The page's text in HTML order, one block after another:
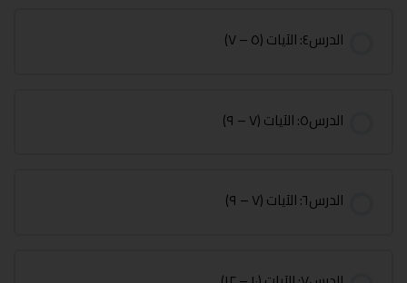
الدرس٤: الآيات (٥ – ٧)
الدرس٥: الآيات (٧ – ٩)
الدرس٦: الآيات (٧ – ٩)